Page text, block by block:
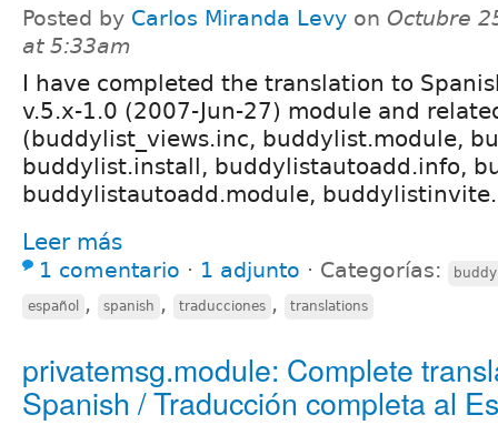
Posted by Carlos Miranda Levy on Octubre
at 5:33am
I have completed the translation to
v.5.x-1.0 (2007-Jun-27) module and
(buddylist_views.inc, buddylist.module,
buddylist.install, buddylistautoadd.info,
buddylistautoadd.module,
Leer más
1 comentario ⋅ 1 adjunto ⋅ Categorías:
español , spanish , traducciones , translations
privatemsg.module: Complete
Spanish / Traducción completa al